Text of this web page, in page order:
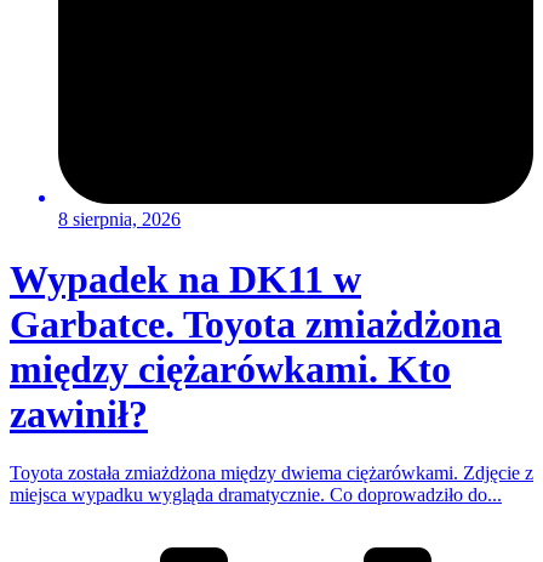
8 sierpnia, 2026
Wypadek na DK11 w
Garbatce. Toyota zmiażdżona
między ciężarówkami. Kto
zawinił?
Toyota została zmiażdżona między dwiema ciężarówkami. Zdjęcie z
miejsca wypadku wygląda dramatycznie. Co doprowadziło do...